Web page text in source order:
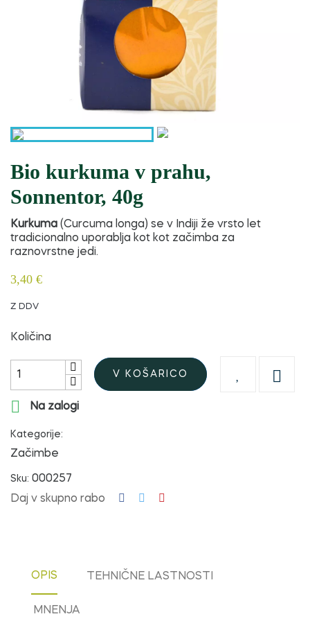
Bio kurkuma v prahu,
Sonnentor, 40g
Kurkuma (Curcuma longa) se v Indiji že vrsto let
tradicionalno uporablja kot kot začimba za
raznovrstne jedi.
3,40 €
Z DDV
Količina
V KOŠARICO


Na zalogi
Kategorije:
Začimbe
Sku: 000257
Daj v skupno rabo
OPIS TEHNIČNE LASTNOSTI
MNENJA